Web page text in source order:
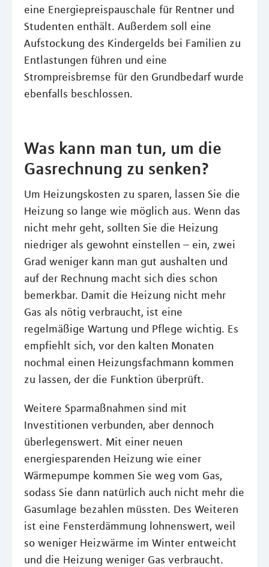
eine Energiepreispauschale für Rentner und
Studenten enthält. Außerdem soll eine
Aufstockung des Kindergelds bei Familien zu
Entlastungen führen und eine
Strompreisbremse für den Grundbedarf wurde
ebenfalls beschlossen.
Was kann man tun, um die
Gasrechnung zu senken?
Um Heizungskosten zu sparen, lassen Sie die
Heizung so lange wie möglich aus. Wenn das
nicht mehr geht, sollten Sie die Heizung
niedriger als gewohnt einstellen – ein, zwei
Grad weniger kann man gut aushalten und
auf der Rechnung macht sich dies schon
bemerkbar. Damit die Heizung nicht mehr
Gas als nötig verbraucht, ist eine
regelmäßige Wartung und Pflege wichtig. Es
empfiehlt sich, vor den kalten Monaten
nochmal einen Heizungsfachmann kommen
zu lassen, der die Funktion überprüft.
Weitere Sparmaßnahmen sind mit
Investitionen verbunden, aber dennoch
überlegenswert. Mit einer neuen
energiesparenden Heizung wie einer
Wärmepumpe kommen Sie weg vom Gas,
sodass Sie dann natürlich auch nicht mehr die
Gasumlage bezahlen müssten. Des Weiteren
ist eine Fensterdämmung lohnenswert, weil
so weniger Heizwärme im Winter entweicht
und die Heizung weniger Gas verbraucht.